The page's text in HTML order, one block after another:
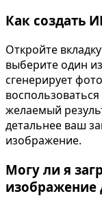
Как создать
Откройте
выберите один
сгенерирует
желаемый
детальнее ваш
изображение.
Могу ли я
изображение